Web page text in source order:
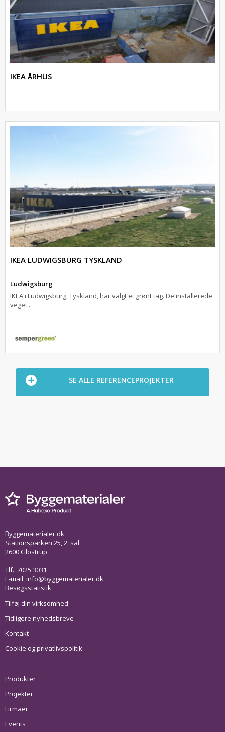
IKEA ÅRHUS
IKEA LUDWIGSBURG TYSKLAND
Ludwigsburg
IKEA i Ludwigsburg, Tyskland, har valgt et grønt tag. De installerede
veget...
SE ALLE REFERENCEPROJEKTER
Byggematerialer.dk
Stationsparken 25, 2. sal
2600 Glostrup
Tlf.: 7025 3031
E-mail: info@byggematerialer.dk
Besøgsstatistik
Tilføj din virksomhed
Tidligere nyhedsbreve
Kontakt
Cookie og privatlivspolitik
Produkter
Projekter
Firmaer
Events